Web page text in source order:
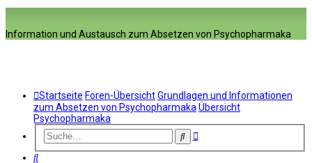
Information und Austausch zum Absetzen von Psychopharmaka
Startseite Foren-ÜbersichtGrundlagen und Informationen
zum Absetzen von Psychopharmaka Übersicht
Psychopharmaka
SucheErweiterte
Suche